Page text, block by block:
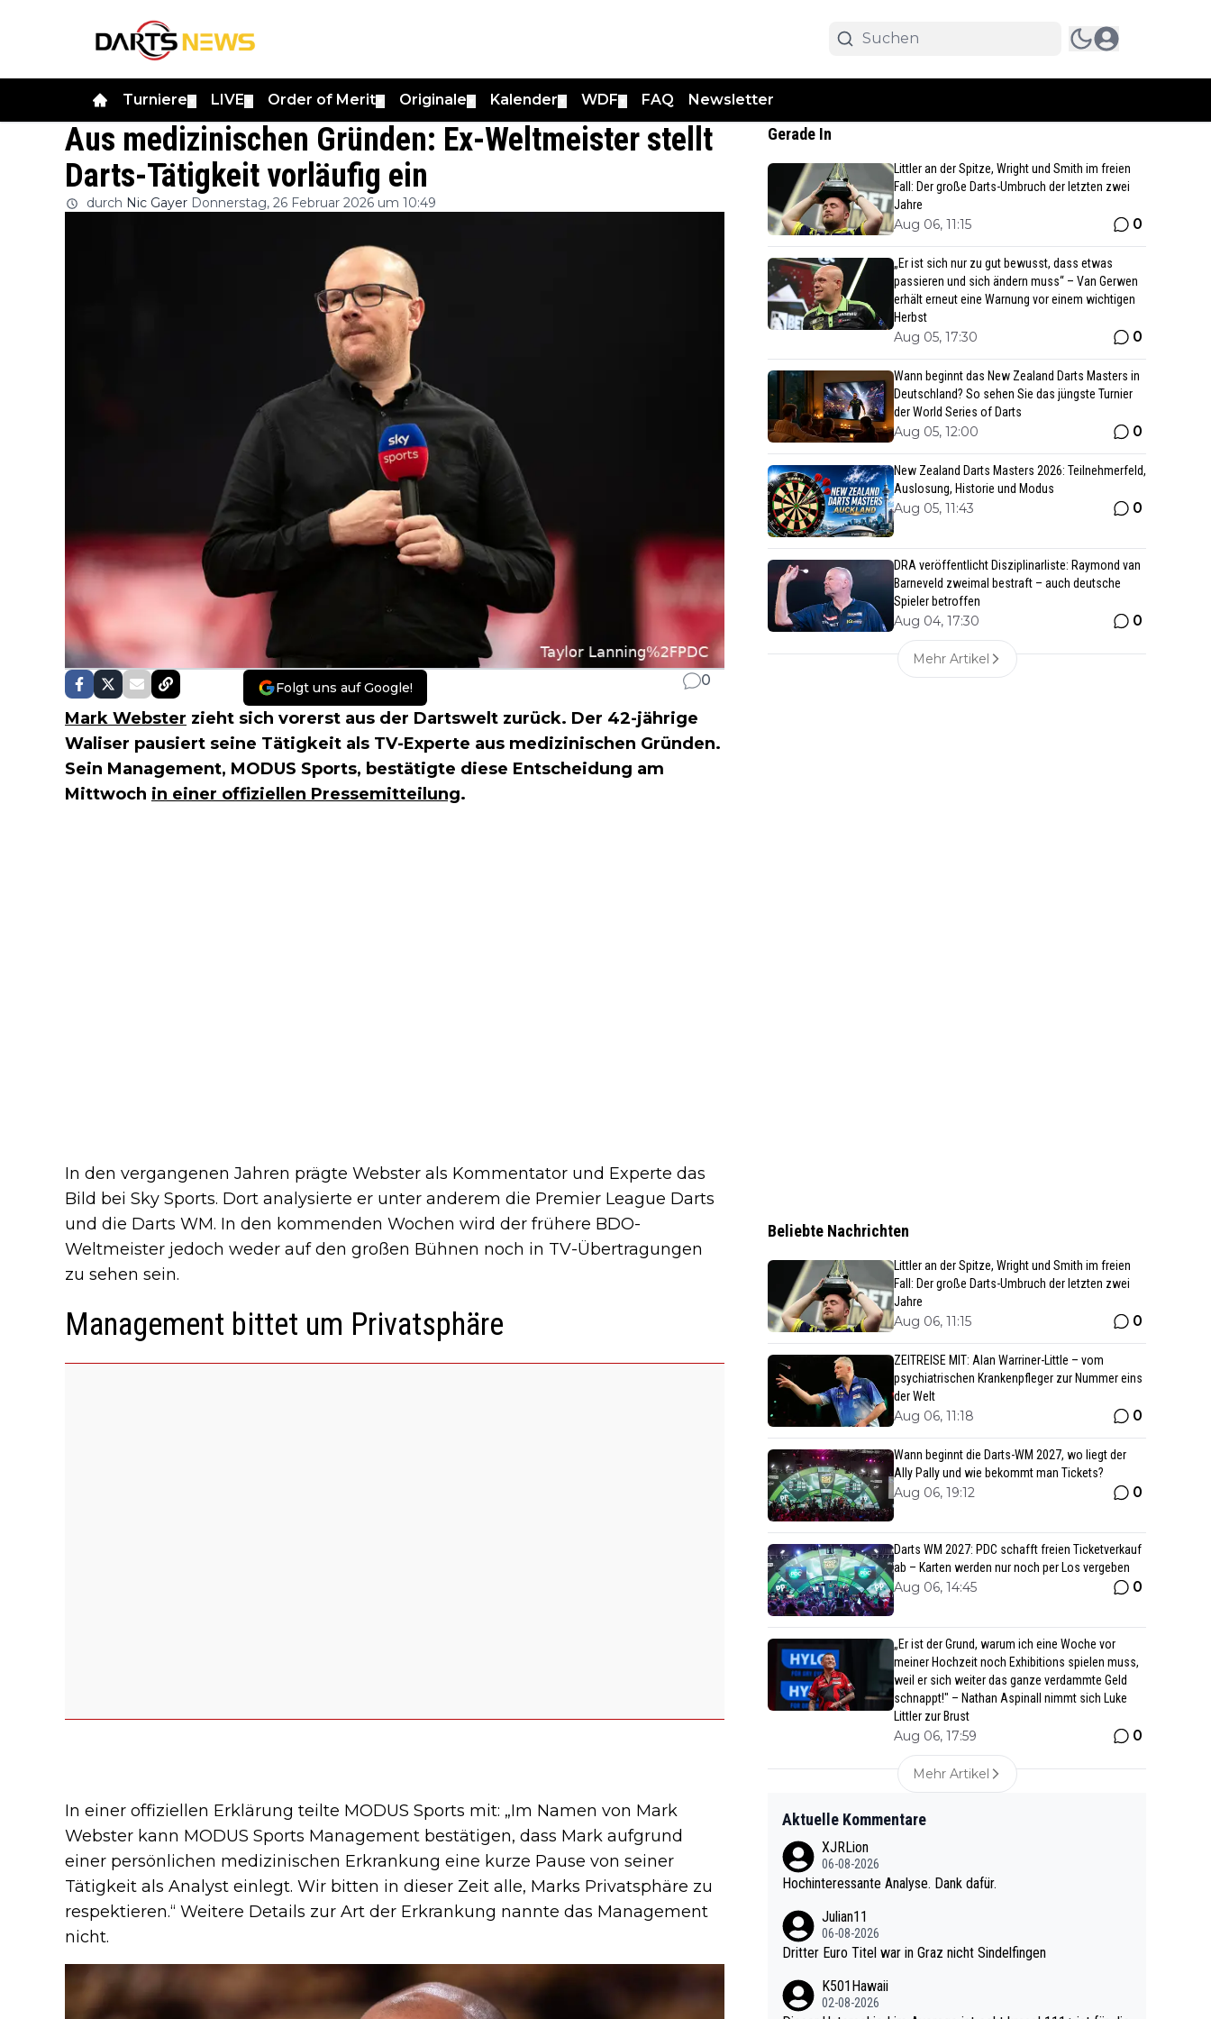
Turniere LIVE Order of Merit Originale Kalender WDF FAQ Newsletter
Aus medizinischen Gründen: Ex-Weltmeister stellt
Darts-Tätigkeit vorläufig ein
durch Nic Gayer Donnerstag, 26 Februar 2026 um 10:49
Folgt uns auf Google! 0
Mark Webster zieht sich vorerst aus der Dartswelt zurück. Der 42-jährige
Waliser pausiert seine Tätigkeit als TV-Experte aus medizinischen Gründen.
Sein Management, MODUS Sports, bestätigte diese Entscheidung am
Mittwoch in einer offiziellen Pressemitteilung.
In den vergangenen Jahren prägte Webster als Kommentator und Experte das
Bild bei Sky Sports. Dort analysierte er unter anderem die Premier League Darts
und die Darts WM. In den kommenden Wochen wird der frühere BDO-
Weltmeister jedoch weder auf den großen Bühnen noch in TV-Übertragungen
zu sehen sein.
Management bittet um Privatsphäre
In einer offiziellen Erklärung teilte MODUS Sports mit: „Im Namen von Mark
Webster kann MODUS Sports Management bestätigen, dass Mark aufgrund
einer persönlichen medizinischen Erkrankung eine kurze Pause von seiner
Tätigkeit als Analyst einlegt. Wir bitten in dieser Zeit alle, Marks Privatsphäre zu
respektieren.“ Weitere Details zur Art der Erkrankung nannte das Management
nicht.
Gerade In
Littler an der Spitze, Wright und Smith im freien
Fall: Der große Darts-Umbruch der letzten zwei
Jahre
Aug 06, 11:15 0
„Er ist sich nur zu gut bewusst, dass etwas
passieren und sich ändern muss“ – Van Gerwen
erhält erneut eine Warnung vor einem wichtigen
Herbst
Aug 05, 17:30 0
Wann beginnt das New Zealand Darts Masters in
Deutschland? So sehen Sie das jüngste Turnier
der World Series of Darts
Aug 05, 12:00 0
New Zealand Darts Masters 2026: Teilnehmerfeld,
Auslosung, Historie und Modus
Aug 05, 11:43 0
DRA veröffentlicht Disziplinarliste: Raymond van
Barneveld zweimal bestraft – auch deutsche
Spieler betroffen
Aug 04, 17:30 0
Mehr Artikel
Beliebte Nachrichten
Littler an der Spitze, Wright und Smith im freien
Fall: Der große Darts-Umbruch der letzten zwei
Jahre
Aug 06, 11:15 0
ZEITREISE MIT: Alan Warriner-Little – vom
psychiatrischen Krankenpfleger zur Nummer eins
der Welt
Aug 06, 11:18 0
Wann beginnt die Darts-WM 2027, wo liegt der
Ally Pally und wie bekommt man Tickets?
Aug 06, 19:12 0
Darts WM 2027: PDC schafft freien Ticketverkauf
ab – Karten werden nur noch per Los vergeben
Aug 06, 14:45 0
„Er ist der Grund, warum ich eine Woche vor
meiner Hochzeit noch Exhibitions spielen muss,
weil er sich weiter das ganze verdammte Geld
schnappt!" – Nathan Aspinall nimmt sich Luke
Littler zur Brust
Aug 06, 17:59 0
Mehr Artikel
Aktuelle Kommentare
XJRLion
06-08-2026
Hochinteressante Analyse. Dank dafür.
Julian11
06-08-2026
Dritter Euro Titel war in Graz nicht Sindelfingen
K501Hawaii
02-08-2026